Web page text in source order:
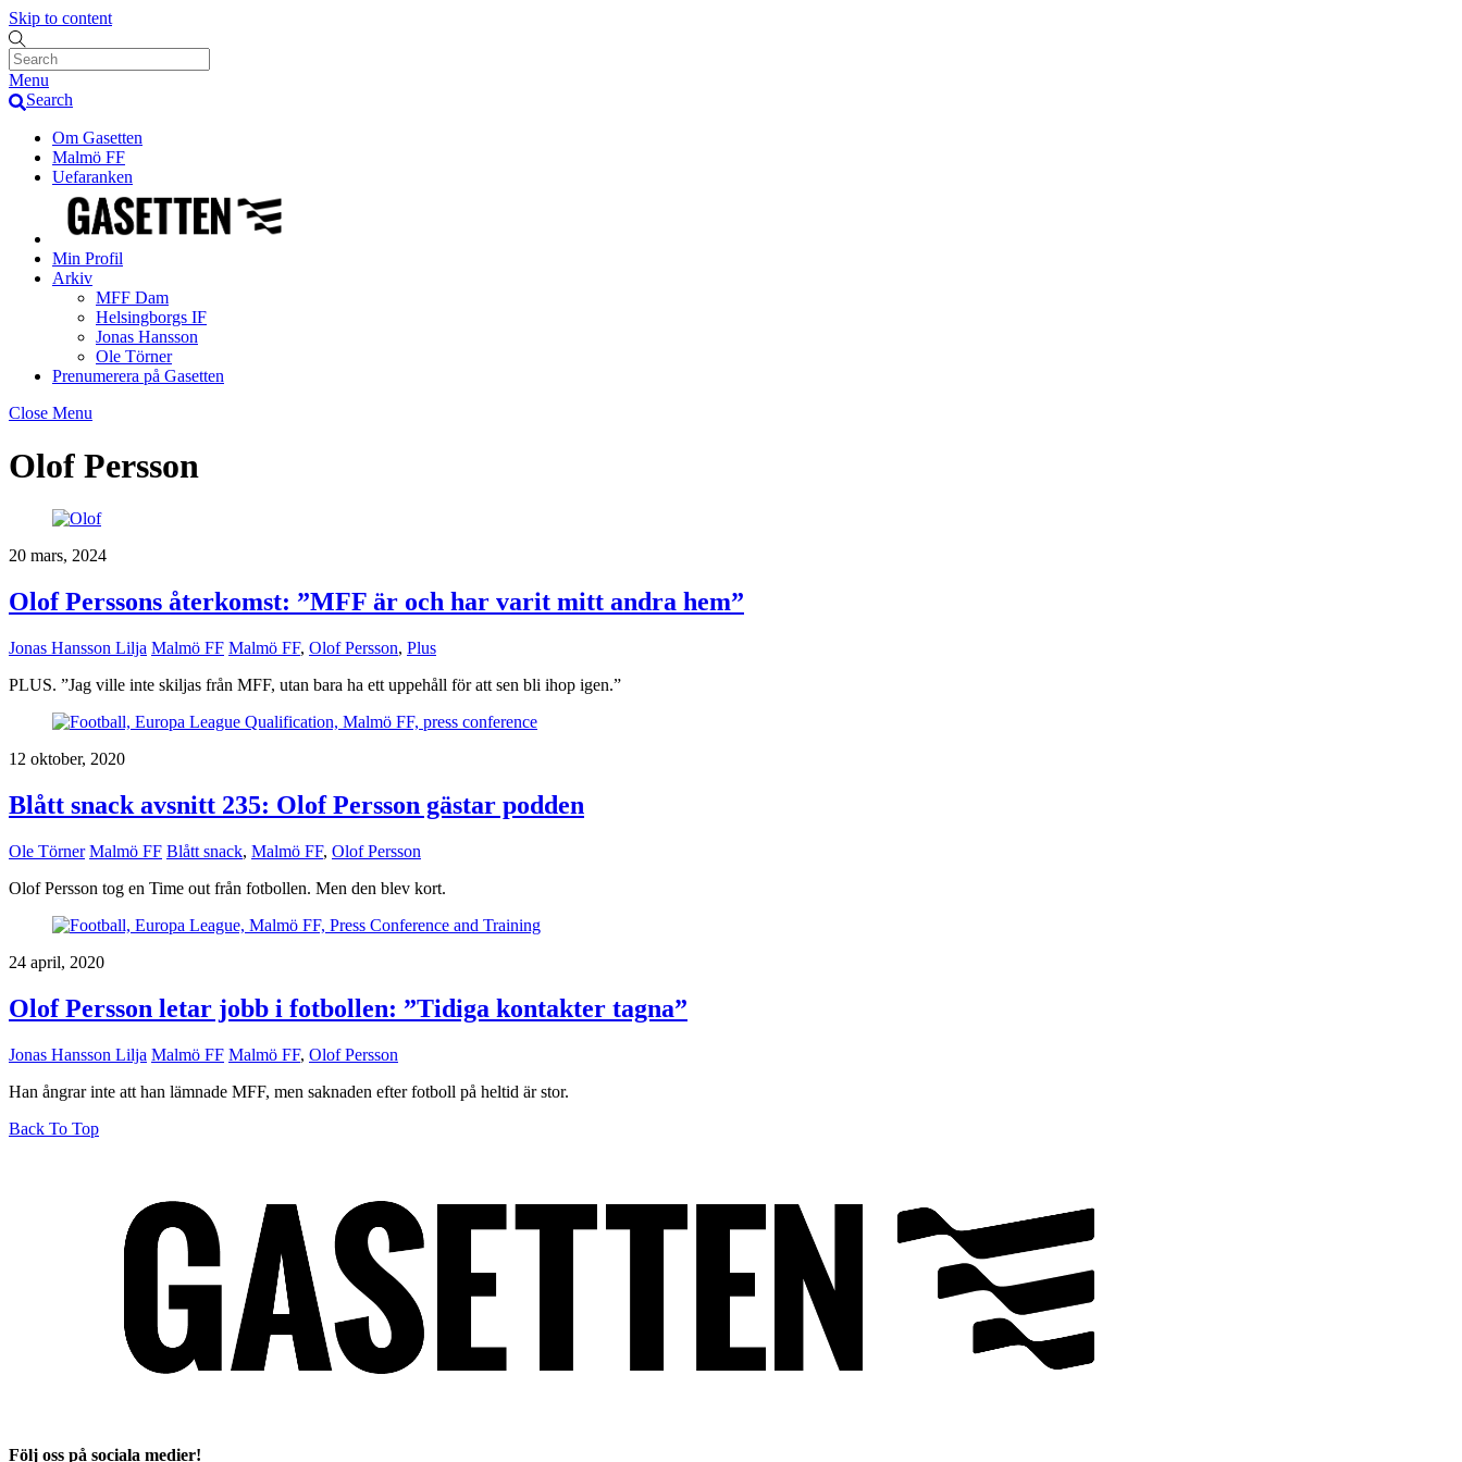
Skip to content
Menu
Search
Om Gasetten
Malmö FF
Uefaranken
Min Profil
Arkiv
MFF Dam
Helsingborgs IF
Jonas Hansson
Ole Törner
Prenumerera på Gasetten
Close Menu
Olof Persson
20 mars, 2024
Olof Perssons återkomst: ”MFF är och har varit mitt andra hem”
Jonas Hansson Lilja Malmö FF Malmö FF, Olof Persson, Plus
PLUS. ”Jag ville inte skiljas från MFF, utan bara ha ett uppehåll för att sen bli ihop igen.”
12 oktober, 2020
Blått snack avsnitt 235: Olof Persson gästar podden
Ole Törner Malmö FF Blått snack, Malmö FF, Olof Persson
Olof Persson tog en Time out från fotbollen. Men den blev kort.
24 april, 2020
Olof Persson letar jobb i fotbollen: ”Tidiga kontakter tagna”
Jonas Hansson Lilja Malmö FF Malmö FF, Olof Persson
Han ångrar inte att han lämnade MFF, men saknaden efter fotboll på heltid är stor.
Back To Top
Följ oss på sociala medier!